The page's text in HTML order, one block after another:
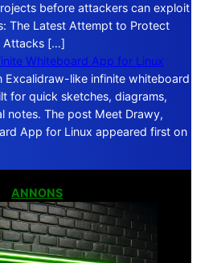
before attackers can exploit
The Latest Attempt to Protect
Attacks […]
Whiteboard App for Linux
Excalidraw-like infinite whiteboard
for quick sketches, diagrams,
notes. The post Meet Drawy,
App for Linux appeared first on
ANNONS